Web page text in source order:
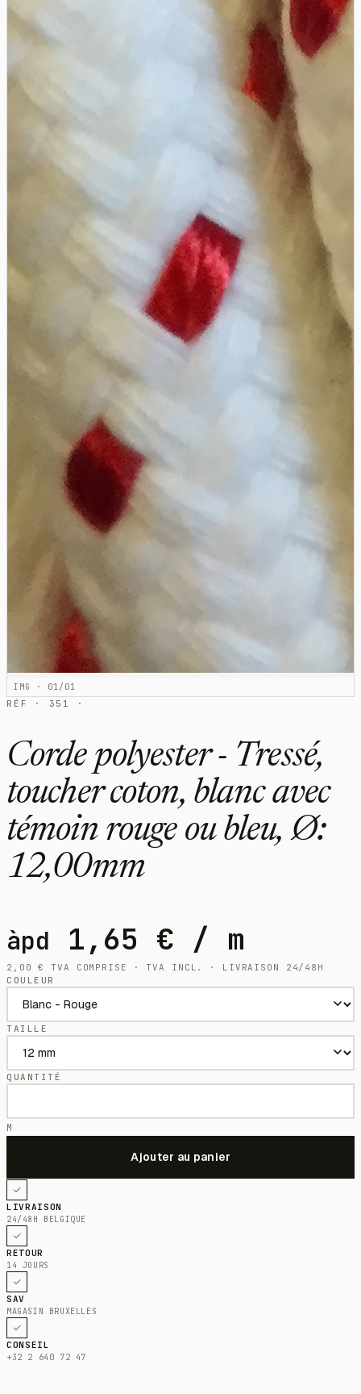
IMG · 01/01
RÉF · 351 ·
Corde polyester - Tressé,
toucher coton, blanc avec
témoin rouge ou bleu, Ø:
12,00mm
àpd 1,65 € / m
2,00€
TVA COMPRISE · TVA INCL. · LIVRAISON 24/48H
COULEUR
TAILLE
QUANTITÉ
M
LIVRAISON
24/48H BELGIQUE
RETOUR
14 JOURS
SAV
MAGASIN BRUXELLES
CONSEIL
+32 2 640 72 47